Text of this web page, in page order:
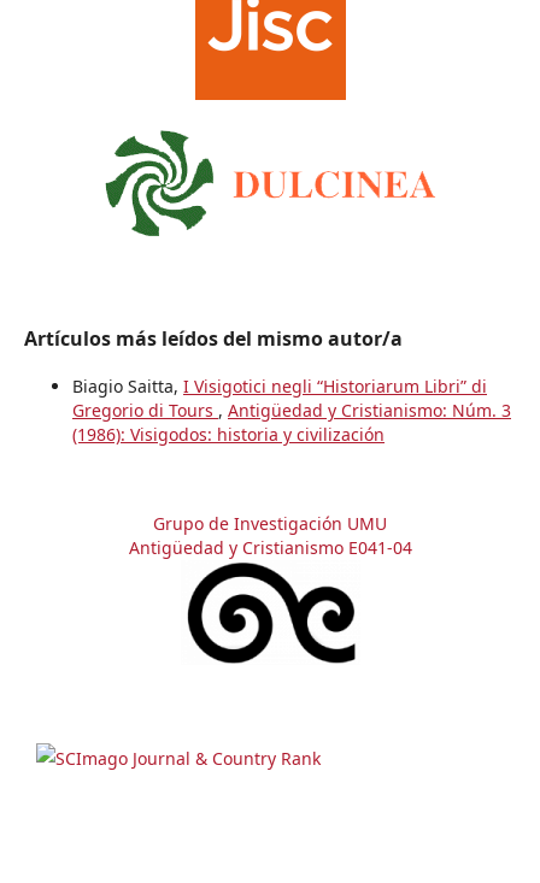
Artículos más leídos del mismo autor/a
Biagio Saitta, I Visigotici negli “Historiarum Libri” di
Gregorio di Tours , Antigüedad y Cristianismo: Núm. 3
(1986): Visigodos: historia y civilización
Grupo de Investigación UMU
Antigüedad y Cristianismo E041-04